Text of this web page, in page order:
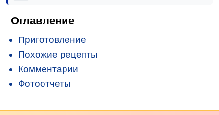
Оглавление
Приготовление
Похожие рецепты
Комментарии
Фотоотчеты